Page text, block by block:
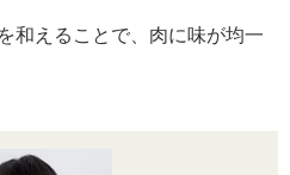
和えることで、肉に味が均一